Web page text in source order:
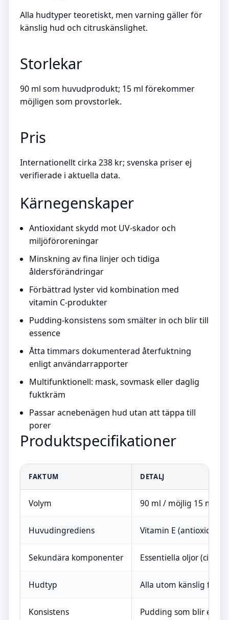
Alla hudtyper teoretiskt, men varning gäller för
känslig hud och citruskänslighet.
Storlekar
90 ml som huvudprodukt; 15 ml förekommer
möjligen som provstorlek.
Pris
Internationellt cirka 238 kr; svenska priser ej
verifierade i aktuella data.
Kärnegenskaper
Antioxidant skydd mot UV-skador och
miljöföroreningar
Minskning av fina linjer och tidiga
åldersförändringar
Förbättrad lyster vid kombination med
vitamin C-produkter
Pudding-konsistens som smälter in och blir till
essence
Åtta timmars dokumenterad återfuktning
enligt användarrapporter
Multifunktionell: mask, sovmask eller daglig
fuktkräm
Passar acnebenägen hud utan att täppa till
porer
Produktspecifikationer
FAKTUM DETALJ
Volym 90 ml / möjlig 15 ml
Huvudingrediens Vitamin E (antioxidant)
Sekundära komponenter Essentiella oljor
Hudtyp Alla utom känslig för
Konsistens Pudding som blir